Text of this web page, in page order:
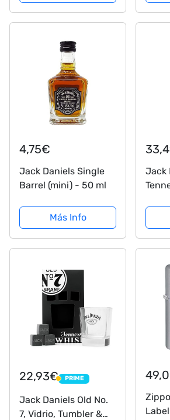
4,75€
Jack Daniels Single
Barrel (mini) - 50 ml
Más Info
Jack
22,93€ PRIME
PRIME
Jack Daniels Old No.
7, Vidrio, Tumbler &